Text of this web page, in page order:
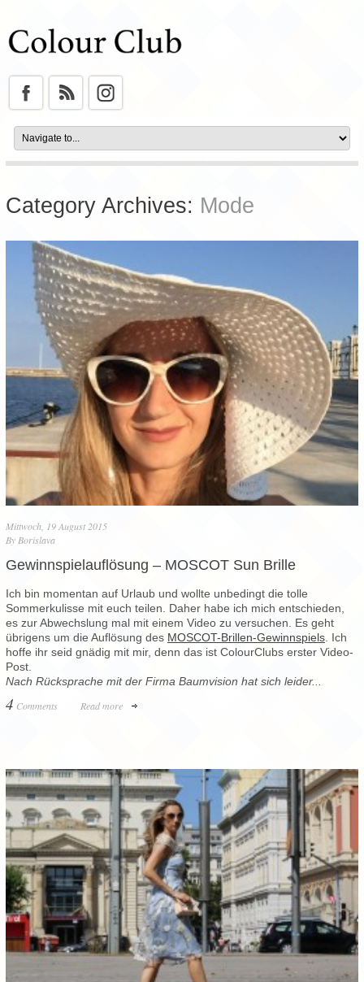
Category Archives: Mode
Mittwoch, 19 August 2015
By Borislava
Gewinnspielauflösung – MOSCOT Sun Brille
Ich bin momentan auf Urlaub und wollte unbedingt die tolle
Sommerkulisse mit euch teilen. Daher habe ich mich entschieden,
es zur Abwechslung mal mit einem Video zu versuchen. Es geht
übrigens um die Auflösung des MOSCOT-Brillen-Gewinnspiels . Ich
hoffe ihr seid gnädig mit mir, denn das ist ColourClubs erster Video-
Post.
Nach Rücksprache mit der Firma Baumvision hat sich leider...
4 Comments Read more